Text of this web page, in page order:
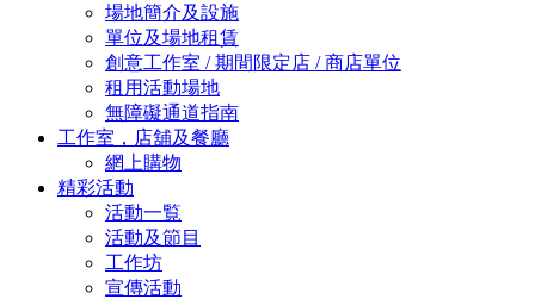
場地簡介及設施
單位及場地租賃
創意工作室 / 期間限定店 / 商店單位
租用活動場地
無障礙通道指南
工作室，店舖及餐廳
網上購物
精彩活動
活動一覧
活動及節目
工作坊
宣傳活動